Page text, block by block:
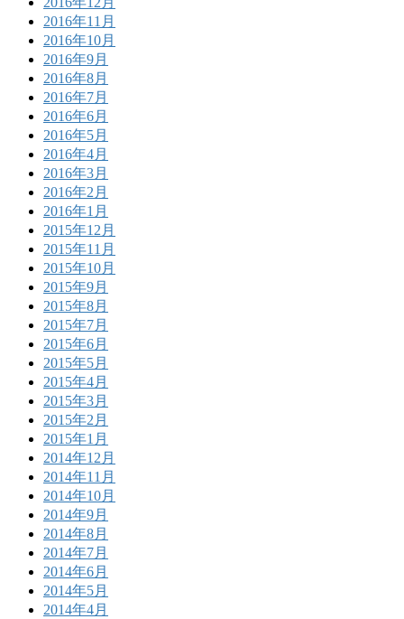
2016年11月
2016年10月
2016年9月
2016年8月
2016年7月
2016年6月
2016年5月
2016年4月
2016年3月
2016年2月
2016年1月
2015年12月
2015年11月
2015年10月
2015年9月
2015年8月
2015年7月
2015年6月
2015年5月
2015年4月
2015年3月
2015年2月
2015年1月
2014年12月
2014年11月
2014年10月
2014年9月
2014年8月
2014年7月
2014年6月
2014年5月
2014年4月